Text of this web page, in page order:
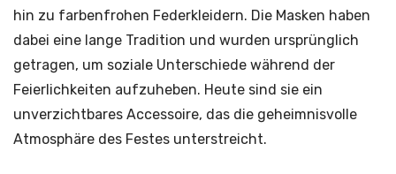
hin zu farbenfrohen Federkleidern. Die Masken haben
dabei eine lange Tradition und wurden ursprünglich
getragen, um soziale Unterschiede während der
Feierlichkeiten aufzuheben. Heute sind sie ein
unverzichtbares Accessoire, das die geheimnisvolle
Atmosphäre des Festes unterstreicht.